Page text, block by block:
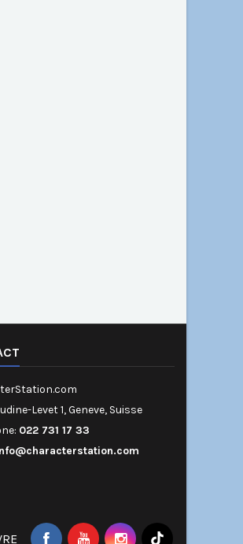
Levet 1, Geneve, Suisse
022 731 17 33